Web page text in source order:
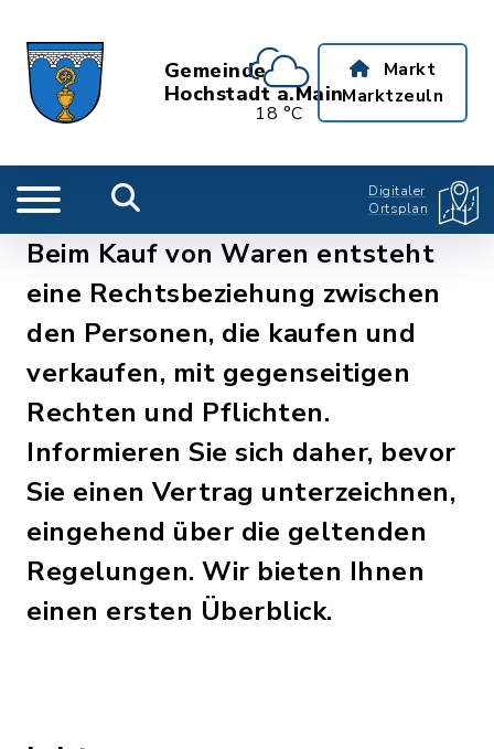
Gemeinde
Hochstadt a.Main
18 °C
Markt
Marktzeuln
Digitaler
Ortsplan
Beim Kauf von Waren entsteht
eine Rechtsbeziehung zwischen
den Personen, die kaufen und
verkaufen, mit gegenseitigen
Rechten und Pflichten.
Informieren Sie sich daher, bevor
Sie einen Vertrag unterzeichnen,
eingehend über die geltenden
Regelungen. Wir bieten Ihnen
einen ersten Überblick.